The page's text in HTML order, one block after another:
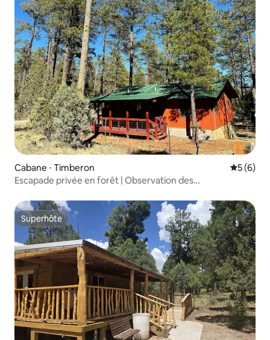
Cabane ⋅ Timberon
5 (6)
Escapade privée en forêt | Observation des
Superhôte
Superhôte